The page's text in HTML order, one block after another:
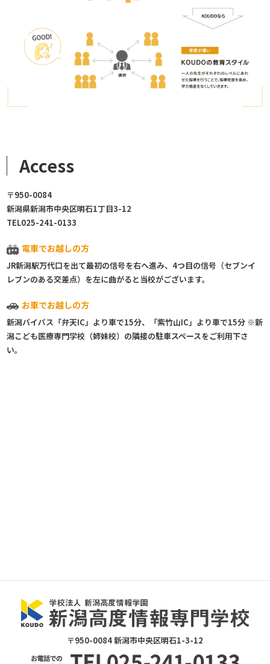
Access
〒950-0084
新潟県新潟市中央区明石1丁目3-12
TEL025-241-0133
電車でお越しの方
JR新潟駅万代口を出て最初の信号を右へ進み、4つ目の信号（セブンイ
レブンのある交差点）を左に曲がると当校がございます。
お車でお越しの方
新潟バイパス「弁天IC」より車で15分、「紫竹山IC」より車で15分 ※新
潟こども医療専門学校（姉妹校）の隣接の駐車スペースをご利用下さ
い。
〒950-0084 新潟市中央区明石1-3-12